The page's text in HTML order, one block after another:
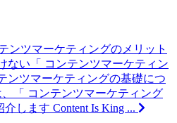
ンツマーケティングのメリット
ない「 コンテンツマーケティン
ンツマーケティングの基礎につ
「 コンテンツマーケティング
します Content Is King ...